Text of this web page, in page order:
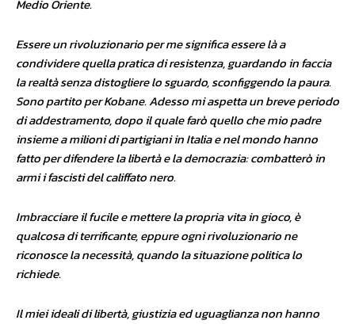
Medio Oriente.
Essere un rivoluzionario per me significa essere là a
condividere quella pratica di resistenza, guardando in faccia
la realtà senza distogliere lo sguardo, sconfiggendo la paura.
Sono partito per Kobane. Adesso mi aspetta un breve periodo
di addestramento, dopo il quale farò quello che mio padre
insieme a milioni di partigiani in Italia e nel mondo hanno
fatto per difendere la libertà e la democrazia: combatterò in
armi i fascisti del califfato nero.
Imbracciare il fucile e mettere la propria vita in gioco, è
qualcosa di terrificante, eppure ogni rivoluzionario ne
riconosce la necessità, quando la situazione politica lo
richiede.
Il miei ideali di libertà, giustizia ed uguaglianza non hanno